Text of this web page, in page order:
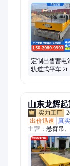
梁门式龙门架
定制出售蓄电
轨道式平车 2t遥
山东龙辉
出价迅速
真
主营： 悬臂吊
吊具